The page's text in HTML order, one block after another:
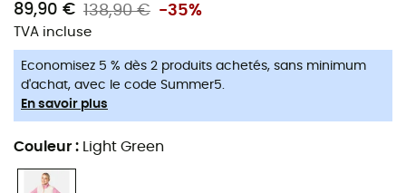
89,90 € 138,90 € -35%
TVA incluse
Economisez 5 % dès 2 produits achetés, sans minimum
d'achat, avec le code Summer5.
En savoir plus
Couleur : Light Green